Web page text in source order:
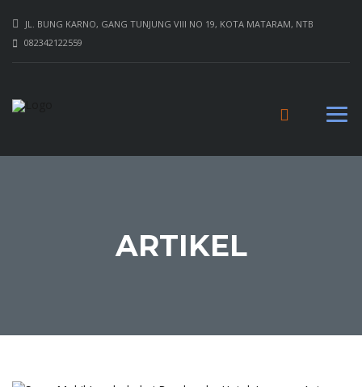
JL. BUNG KARNO, GANG TUNJUNG VIII NO 19, KOTA MATARAM, NTB
082342122559
ARTIKEL